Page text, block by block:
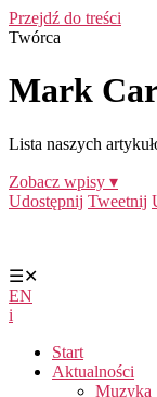
Przejdź do treści
Twórca
Mark
Lista naszych
Zobacz wpisy ▾
Udostępnij Tweetnij
☰✕
EN
i
Start
Aktualności
Muzyka